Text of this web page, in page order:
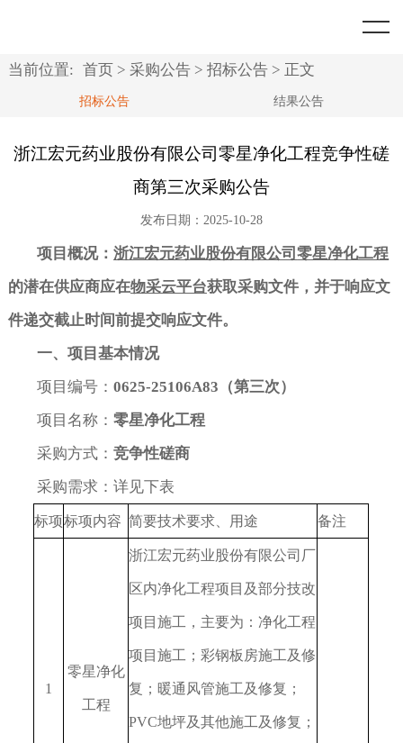
当前位置: 首页> 采购公告> 招标公告> 正文
招标公告 结果公告
浙江宏元药业股份有限公司零星净化工程竞争性磋
商第三次采购公告
发布日期：2025-10-28
项目概况：浙江宏元药业股份有限公司零星净化工程
的潜在供应商应在物采云平台获取采购文件，并于响应文
件递交截止时间前提交响应文件。
一、项目基本情况
项目编号： 0625-25106A83 （第三次）
项目名称： 零星净化工程
采购方式： 竞争性磋商
采购需求：详见下表
标项标项内容 简要技术要求、用途 备注
1
零星净化
工程
浙江宏元药业股份有限公司厂
区内净化工程项目及部分技改
项目施工，主要为：净化工程
项目施工；彩钢板房施工及修
复；暖通风管施工及修复；
PVC地坪及其他施工及修复；
关于我们
业务范围
公司荣誉
采购公告
结果公告
合作客户
学校
银行保险
法律法规
招标投标
联系方式